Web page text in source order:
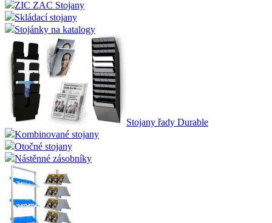
ZIC ZAC Stojany
Skládací stojany
Stojánky na katalogy
Stojany řady Durable
Kombinované stojany
Otočné stojany
Nástěnné zásobníky